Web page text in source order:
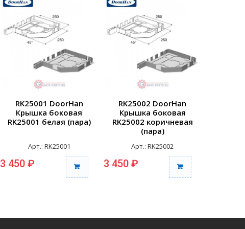
RK25001 DoorHan
Крышка боковая
RK25001 белая (пара)
Арт.: RK25001
3 450 ₽
RK25002 DoorHan
Крышка боковая
RK25002 коричневая
(пара)
Арт.: RK25002
3 450 ₽